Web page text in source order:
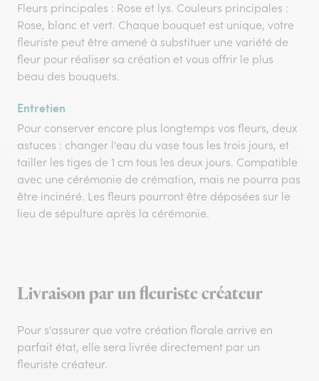
Fleurs principales : Rose et lys. Couleurs principales :
Rose, blanc et vert. Chaque bouquet est unique, votre
fleuriste peut être amené à substituer une variété de
fleur pour réaliser sa création et vous offrir le plus
beau des bouquets.
Entretien
Pour conserver encore plus longtemps vos fleurs, deux
astuces : changer l'eau du vase tous les trois jours, et
tailler les tiges de 1 cm tous les deux jours. Compatible
avec une cérémonie de crémation, mais ne pourra pas
être incinéré. Les fleurs pourront être déposées sur le
lieu de sépulture après la cérémonie.
Livraison par un fleuriste créateur
Pour s'assurer que votre création florale arrive en
parfait état, elle sera livrée directement par un
fleuriste créateur.